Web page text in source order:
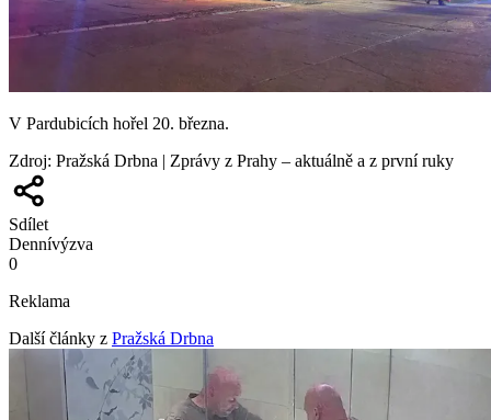
V Pardubicích hořel 20. března.
Zdroj: Pražská Drbna | Zprávy z Prahy – aktuálně a z první ruky
Sdílet
Dennívýzva
0
Reklama
Další články z Pražská Drbna